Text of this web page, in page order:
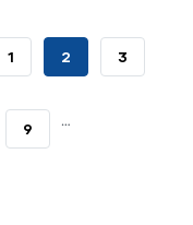
PAGE
1
CURRENT
2 PAGE
3
PAGE
9 …